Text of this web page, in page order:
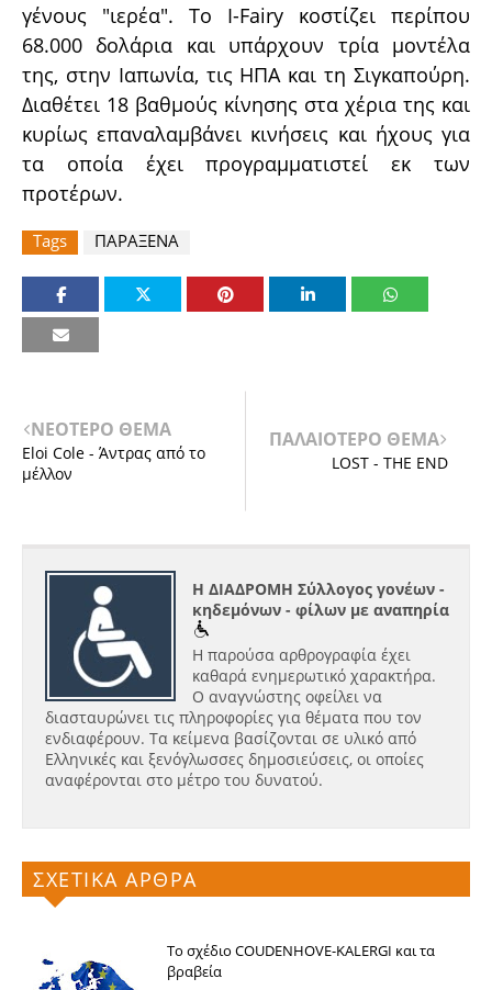
γένους "ιερέα". Το I-Fairy κοστίζει περίπου
68.000 δολάρια και υπάρχουν τρία μοντέλα
της, στην Ιαπωνία, τις ΗΠΑ και τη Σιγκαπούρη.
Διαθέτει 18 βαθμούς κίνησης στα χέρια της και
κυρίως επαναλαμβάνει κινήσεις και ήχους για
τα οποία έχει προγραμματιστεί εκ των
προτέρων.
Tags ΠΑΡΑΞΕΝΑ
ΝΕΟΤΕΡΟ ΘΕΜΑ
Eloi Cole - Άντρας από το
μέλλον
ΠΑΛΑΙΟΤΕΡΟ ΘΕΜΑ
LOST - THE END
Η ΔΙΑΔΡΟΜΗ Σύλλογος γονέων -
κηδεμόνων - φίλων με αναπηρία
Η παρούσα αρθρογραφία έχει
καθαρά ενημερωτικό χαρακτήρα.
Ο αναγνώστης οφείλει να
διασταυρώνει τις πληροφορίες για θέματα που τον
ενδιαφέρουν. Τα κείμενα βασίζονται σε υλικό από
Ελληνικές και ξενόγλωσσες δημοσιεύσεις, οι οποίες
αναφέρονται στο μέτρο του δυνατού.
ΣΧΕΤΙΚΑ ΑΡΘΡΑ
Το σχέδιο COUDENHOVE-KALERGI και τα
βραβεία